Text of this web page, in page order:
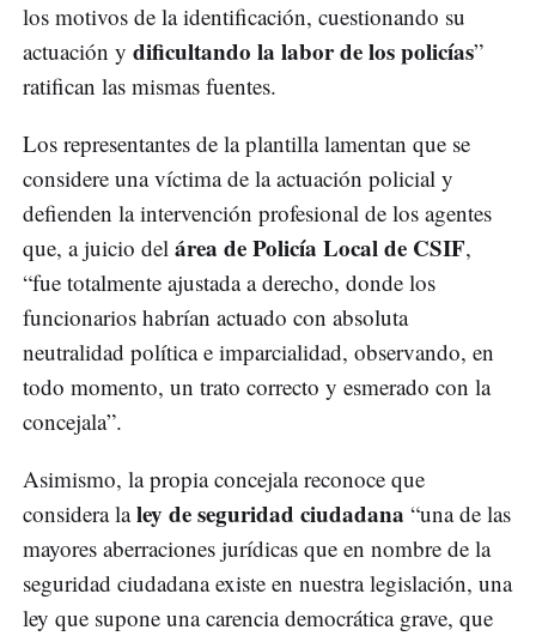
los motivos de la identificación, cuestionando su
actuación y dificultando la labor de los policías”
ratifican las mismas fuentes.
Los representantes de la plantilla lamentan que se
considere una víctima de la actuación policial y
defienden la intervención profesional de los agentes
que, a juicio del área de Policía Local de CSIF,
“fue totalmente ajustada a derecho, donde los
funcionarios habrían actuado con absoluta
neutralidad política e imparcialidad, observando, en
todo momento, un trato correcto y esmerado con la
concejala”.
Asimismo, la propia concejala reconoce que
considera laley de seguridad ciudadana “una de las
mayores aberraciones jurídicas que en nombre de la
seguridad ciudadana existe en nuestra legislación, una
ley que supone una carencia democrática grave, que